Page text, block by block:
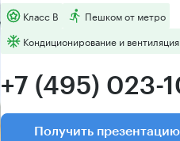
Класс B
Пешком от метро
Кондиционирование и вентиляция
+7 (495) 023-
Получить презентацию